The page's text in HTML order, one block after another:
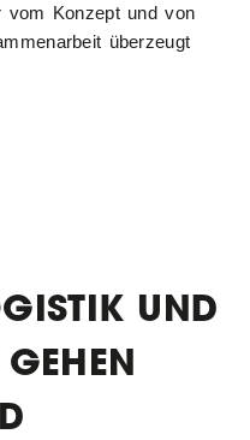
vom Konzept und von
überzeugt
UND